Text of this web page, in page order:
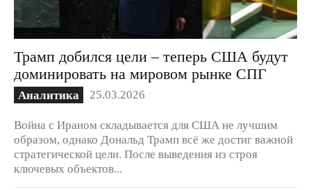
Трамп добился цели – теперь США будут
доминировать на мировом рынке СПГ
Аналитика 25.03.2026
Война с Ираном складывается для США не лучшим
образом, однако Дональд Трамп всё же достиг важной
стратегической цели. После выведения из строя
ключевых объектов...